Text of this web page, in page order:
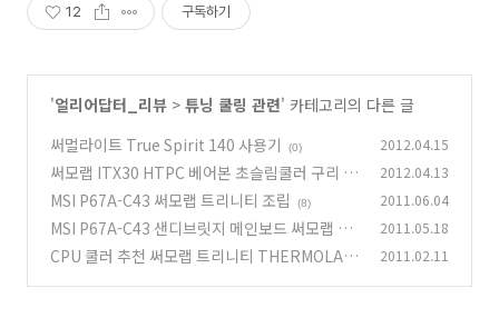
12 구독하기
'얼리어답터_리뷰 > 튜닝 쿨링 관련' 카테고리의 다른 글
써멀라이트 True Spirit 140 사용기
(0) 2012.04.15
써모랩 ITX30 HTPC 베어본 초슬림쿨러 구리 쿨
러
(6)
2012.04.13
MSI P67A-C43 써모랩 트리니티 조립 (8) 2011.06.04
MSI P67A-C43 샌디브릿지 메인보드 써모랩 트
리니티 (16)
2011.05.18
CPU 쿨러 추천 써모랩 트리니티 THERMOLAB
2011.02.11